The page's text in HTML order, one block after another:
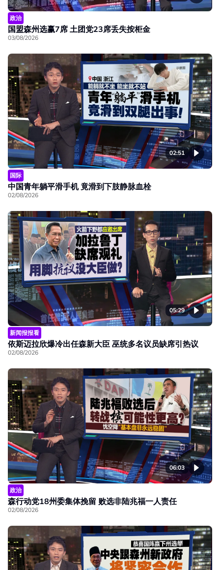
政治
国盟森州选赢7席 土团党23席丢失按柜金
03/08/2026
02:51
国际
中国青年躺平滑手机 竟滑到下肢静脉血栓
02/08/2026
05:29
新闻报报看
依斯迈拉欣爆冷出任森新大臣 巫统多名议员缺席引热议
02/08/2026
06:03
政治
森行动党18州委集体挽留 败选非陆兆福一人责任
02/08/2026